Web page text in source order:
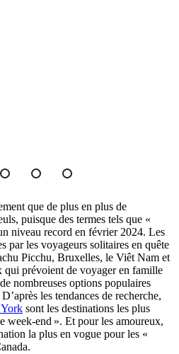
que de plus en plus de
puisque des termes tels que «
niveau record en février 2024. Les
par les voyageurs solitaires en quête
Picchu, Bruxelles, le Viêt Nam et
qui prévoient de voyager en famille
nombreuses options populaires
les tendances de recherche,
sont les destinations les plus
week-end ». Et pour les amoureux,
la plus en vogue pour les «